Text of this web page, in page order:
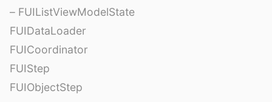
– FUIListViewModelState
FUIDataLoader
FUICoordinator
FUIStep
FUIObjectStep